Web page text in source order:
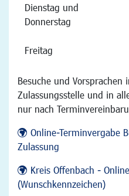
Dienstag und
Donnerstag
Freitag
Besuche und
Zulassungsstelle und in
nur nach
Online-Terminvergabe
Zulassung
Kreis Offenbach -
(Wunschkennzeichen)